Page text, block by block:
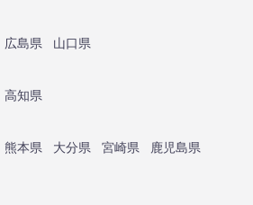
広島県
山口県
高知県
熊本県 大分県 宮崎県
鹿児島県